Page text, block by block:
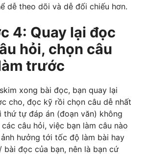
dễ theo dõi và dễ đối chiếu hơn.
4: Quay lại đọc
hỏi, chọn câu
trước
xong bài đọc, bạn quay lại
cho, đọc kỹ rồi chọn câu dễ nhất
thứ tự đáp án (đoạn văn) không
câu hỏi, việc bạn làm câu nào
hưởng tới tốc độ làm bài hay
bài đọc của bạn, nên là bạn cứ